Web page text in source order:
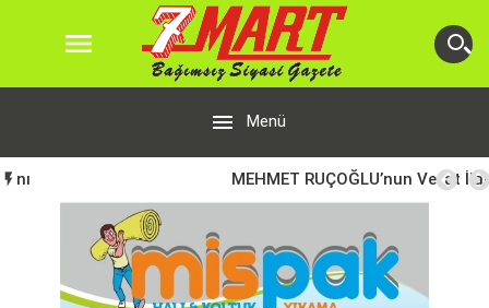

 Menü
 MEHMET RUÇOĞLU’nun Vefat İlanı